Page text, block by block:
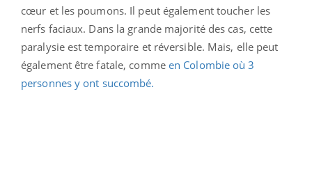
cœur et les poumons. Il peut également toucher les
nerfs faciaux. Dans la grande majorité des cas, cette
paralysie est temporaire et réversible. Mais, elle peut
également être fatale, comme en Colombie où 3
personnes y ont succombé.